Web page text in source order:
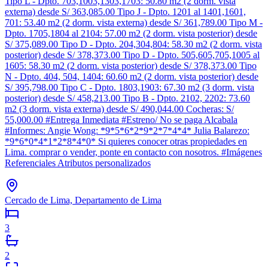
externa) desde S/ 363,085.00 Tipo J - Dpto. 1201 al 1401,1601,
701: 53.40 m2 (2 dorm. vista externa) desde S/ 361,789.00 Tipo M -
Dpto. 1705,1804 al 2104: 57.00 m2 (2 dorm. vista posterior) desde
S/ 375,089.00 Tipo D - Dpto. 204,304,804: 58.30 m2 (2 dorm. vista
posterior) desde S/ 378,373.00 Tipo D - Dpto. 505,605,705,1005 al
1605: 58.30 m2 (2 dorm. vista posterior) desde S/ 378,373.00 Tipo
N - Dpto. 404, 504, 1404: 60.60 m2 (2 dorm. vista posterior) desde
S/ 395,798.00 Tipo C - Dpto. 1803,1903: 67.30 m2 (3 dorm. vista
posterior) desde S/ 458,213.00 Tipo B - Dpto. 2102, 2202: 73.60
m2 (3 dorm. vista externa) desde S/ 490,044.00 Cocheras: S/
55,000.00 #Entrega Inmediata #Estreno/ No se paga Alcabala
#Informes: Angie Wong: *9*5*6*2*9*2*7*4*4* Julia Balarezo:
*9*6*0*4*1*2*8*4*0* Si quieres conocer otras propiedades en
Lima. comprar o vender, ponte en contacto con nosotros. #Imágenes
Referenciales Atributos personalizados
Cercado de Lima, Departamento de Lima
3
2